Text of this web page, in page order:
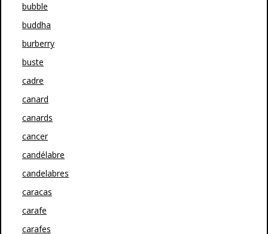
bubble
buddha
burberry
buste
cadre
canard
canards
cancer
candélabre
candelabres
caracas
carafe
carafes